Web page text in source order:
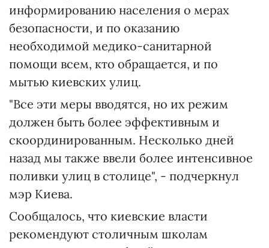
информированию населения о мерах
безопасности, и по оказанию
необходимой медико-санитарной
помощи всем, кто обращается, и по
мытью киевских улиц.
"Все эти меры вводятся, но их режим
должен быть более эффективным и
скоординированным. Несколько дней
назад мы также ввели более интенсивное
поливки улиц в столице", - подчеркнул
мэр Киева.
Сообщалось, что киевские власти
рекомендуют столичным школам